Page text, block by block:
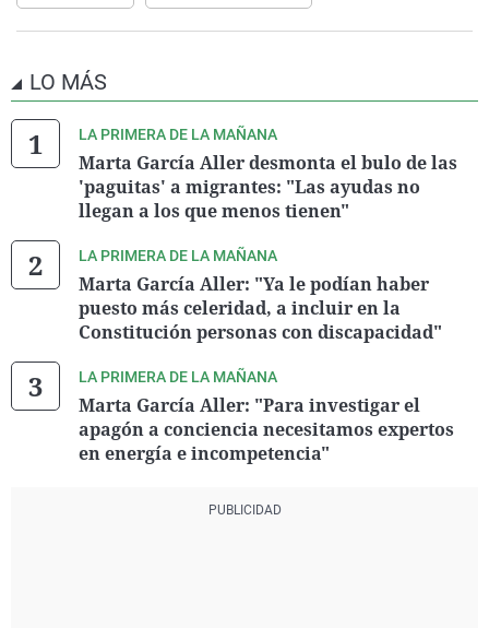
LO MÁS
LA PRIMERA DE LA MAÑANA
Marta García Aller desmonta el bulo de las
'paguitas' a migrantes: "Las ayudas no
llegan a los que menos tienen"
LA PRIMERA DE LA MAÑANA
Marta García Aller: "Ya le podían haber
puesto más celeridad, a incluir en la
Constitución personas con discapacidad"
LA PRIMERA DE LA MAÑANA
Marta García Aller: "Para investigar el
apagón a conciencia necesitamos expertos
en energía e incompetencia"